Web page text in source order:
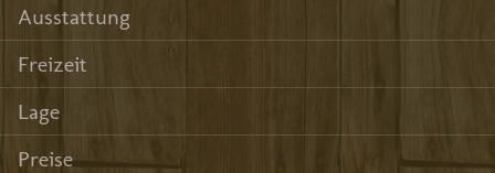
Ausstattung
Freizeit
Lage
Preise